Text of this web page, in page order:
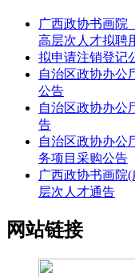
广西政协书画院
高层次人才拟聘
拟申请注销登记
自治区政协办公
公告
自治区政协办公
告
自治区政协办公
务项目采购公告
广西政协书画院
层次人才通告
网站链接